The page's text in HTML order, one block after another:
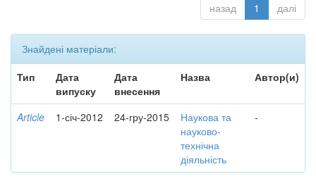
назад 1 далі
Знайдені матеріали:
Тип
Дата
випуску
Дата
внесення
Назва Автор(и)
Article 1-січ-2012 24-гру-2015
Наукова та
науково-
технічна
діяльність
-